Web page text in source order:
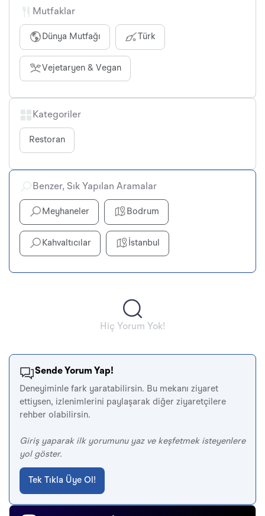
Mutfaklar
Dünya Mutfağı Türk
Vejetaryen & Vegan
Kategoriler
Restoran
Benzer, Sık Yapılan Aramalar
Meyhaneler Bodrum
Kahvaltıcılar İstanbul
Hiç Yorum Yok!
Sende Yorum Yap!
Deneyiminle fark yaratabilirsin. Bu mekanı ziyaret
ettiysen, izlenimlerini paylaşarak diğer ziyaretçilere
rehber olabilirsin.
Giriş yaparak ilk yorumunu yaz ve keşfetmek isteyenlere
yol göster.
Tek Tıkla Üye Ol!